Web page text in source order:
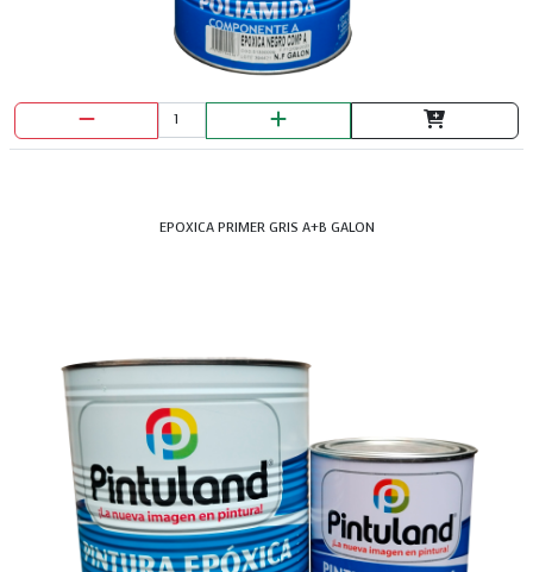
BROCA METAL HOPEX 5/32
EPOXICA PRIMER GRIS A+B GALON